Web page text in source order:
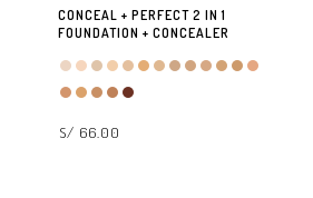
CONCEAL + PERFECT 2 IN 1
FOUNDATION + CONCEALER
S/ 66.00